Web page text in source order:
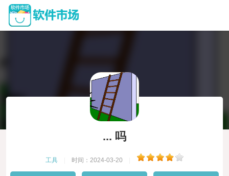
... 吗
工具 时间：2024-03-20